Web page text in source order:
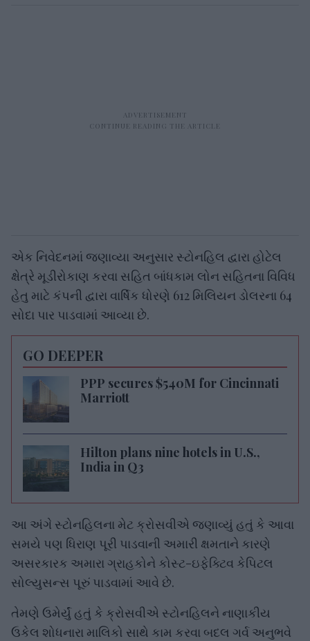
એક નિવેદનમાં જણાવ્યા અનુસાર સ્ટોનહિલ દ્વારા હોટેલ
ક્ષેત્રે મૂડીરોકાણ કરવા સહિત બાંધકામ લોન સહિતના વિવિધ
હેતુ માટે કંપની દ્વારા વાર્ષિક ધોરણે 612 મિલિયન ડોલરના 64
સોદા પાર પાડવામાં આવ્યા છે.
GO DEEPER
PPP secures $540M for Cincinnati
Marriott
Hilton plans nine hotels in U.S.,
India in Q3
આ અંગે સ્ટોનહિલના મેટ ક્રોસવીએ જણાવ્યું હતું કે આવા
સમયે પણ ધિરાણ પૂરી પાડવાની અમારી ક્ષમતાને કારણે
અસરકારક અમારા ગ્રાહકોને કોસ્ટ-ઇફેક્ટિવ કેપિટલ
સોલ્યુસન્સ પૂરું પાડવામાં આવે છે.
તેમણે ઉમેર્યું હતું કે ક્રોસવીએ સ્ટોનહિલને નાણાકીય
ઉકેલ શોધનારા માલિકો સાથે કામ કરવા બદલ ગર્વ અનુભવે